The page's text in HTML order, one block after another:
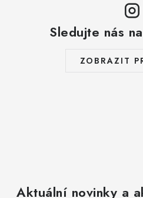
Sledujte nás
ZOBRAZIT
Aktuální novinky a